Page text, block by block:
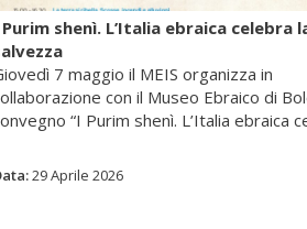
shenì. L’Italia ebraica celebra
7 maggio il MEIS organizza in
con il Museo Ebraico di
“I Purim shenì. L’Italia ebraica
29 Aprile 2026